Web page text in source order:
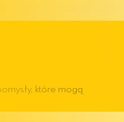
które mogą